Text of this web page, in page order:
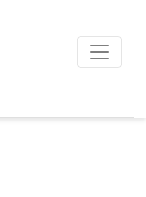
Von der Züchtung bis